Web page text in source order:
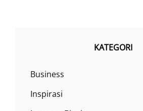
KATEGORI
Business
Inspirasi